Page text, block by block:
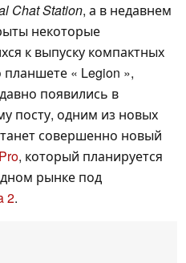
Chat Station, а в недавнем
некоторые
к выпуску компактных
« Legion »,
появились в
посту, одним из новых
совершенно новый
, который планируется
рынке под
2.